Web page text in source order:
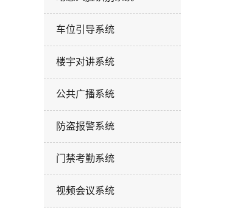
车位引导系统
楼宇对讲系统
公共广播系统
防盗报警系统
门禁考勤系统
视频会议系统